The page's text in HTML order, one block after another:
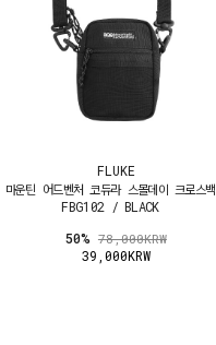
FLUKE
마운틴 어드벤처 코듀라 스몰데이 크로스백
FBG102 / BLACK
50% 78,000KRW
39,000KRW